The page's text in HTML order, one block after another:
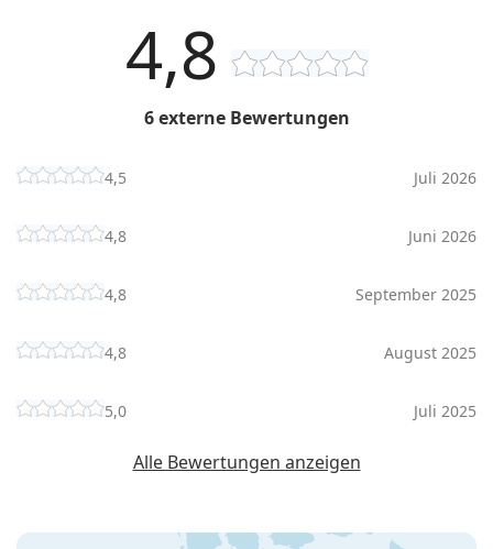
4,8
6 externe Bewertungen
4,5 Juli 2026
4,8 Juni 2026
4,8 September 2025
4,8 August 2025
5,0 Juli 2025
Alle Bewertungen anzeigen